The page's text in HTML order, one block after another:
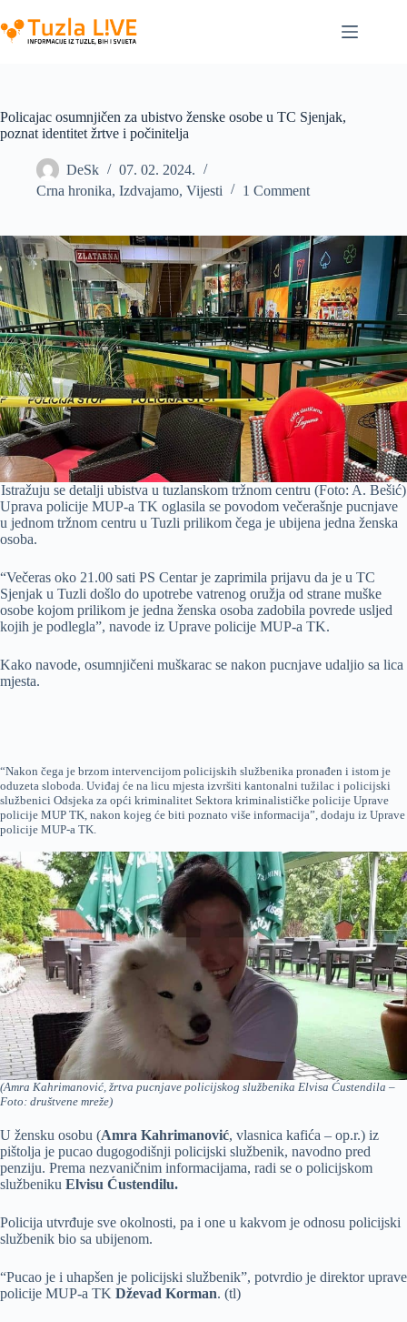
to
content
Policajac osumnjičen za ubistvo ženske osobe u TC Sjenjak,
poznat identitet žrtve i počinitelja
DeSk
07. 02. 2024.
Crna hronika, Izdvajamo, Vijesti 1 Comment
Istražuju se detalji ubistva u tuzlanskom tržnom centru (Foto: A. Bešić)
Uprava policije MUP-a TK oglasila se povodom večerašnje pucnjave
u jednom tržnom centru u Tuzli prilikom čega je ubijena jedna ženska
osoba.
“Večeras oko 21.00 sati PS Centar je zaprimila prijavu da je u TC
Sjenjak u Tuzli došlo do upotrebe vatrenog oružja od strane muške
osobe kojom prilikom je jedna ženska osoba zadobila povrede usljed
kojih je podlegla”, navode iz Uprave policije MUP-a TK.
Kako navode, osumnjičeni muškarac se nakon pucnjave udaljio sa lica
mjesta.
“Nakon čega je brzom intervencijom policijskih službenika pronađen i istom je
oduzeta sloboda. Uviđaj će na licu mjesta izvršiti kantonalni tužilac i policijski
službenici Odsjeka za opći kriminalitet Sektora kriminalističke policije Uprave
policije MUP TK, nakon kojeg će biti poznato više informacija”, dodaju iz Uprave
policije MUP-a TK.
(Amra Kahrimanović, žrtva pucnjave policijskog službenika Elvisa Ćustendila –
Foto: društvene mreže)
U žensku osobu (Amra Kahrimanović, vlasnica kafića – op.r.) iz
pištolja je pucao dugogodišnji policijski službenik, navodno pred
penziju. Prema nezvaničnim informacijama, radi se o policijskom
službeniku Elvisu Ćustendilu.
Policija utvrđuje sve okolnosti, pa i one u kakvom je odnosu policijski
službenik bio sa ubijenom.
“Pucao je i uhapšen je policijski službenik”, potvrdio je direktor uprave
policije MUP-a TK Dževad Korman. (tl)